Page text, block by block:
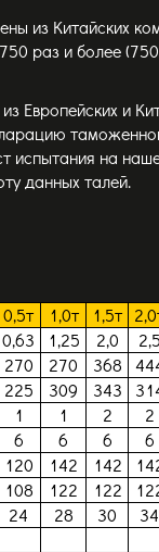
из Китайских
раз и более
Европейских и
испытания на
данных талей.
0,5т 1,0т 1,5т
0,63 1,25 2,0 2,5
270 270 368
225 309 343
1 1 2 2
6 6 6 6
120 142 142
108 122 122
24 28 30 34